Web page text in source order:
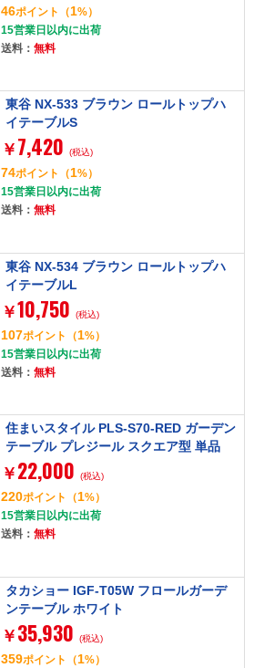
46ポイント （1%）
15営業日以内に出荷
送料： 無料
東谷 NX-533 ブラウン ロールトップハ
イテーブルS
￥ 7,420 (税込)
74ポイント （1%）
15営業日以内に出荷
送料： 無料
東谷 NX-534 ブラウン ロールトップハ
イテーブルL
￥10,750 (税込)
107ポイント （1%）
15営業日以内に出荷
送料： 無料
住まいスタイル PLS-S70-RED ガーデン
テーブル プレジール スクエア型 単品
レッド
￥ 22,000 (税込)
220ポイント （1%）
15営業日以内に出荷
送料： 無料
タカショー IGF-T05W フロールガーデ
ンテーブル ホワイト
￥ 35,930 (税込)
359ポイント （1%）